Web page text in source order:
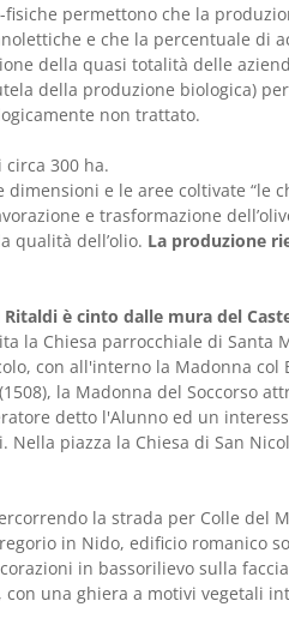
permettono che la
e che la percentuale di
della quasi totalità delle
della produzione biologica)
non trattato.
300 ha.
dimensioni e le aree coltivate “le
e trasformazione
qualità dell’olio. La produzione
è cinto dalle mura del
la Chiesa parrocchiale di Santa
con all'interno la Madonna col
la Madonna del Soccorso
detto l'Alunno ed un
Nella piazza la Chiesa di San
la strada per Colle del
in Nido, edificio romanico
in bassorilievo sulla
una ghiera a motivi vegetali